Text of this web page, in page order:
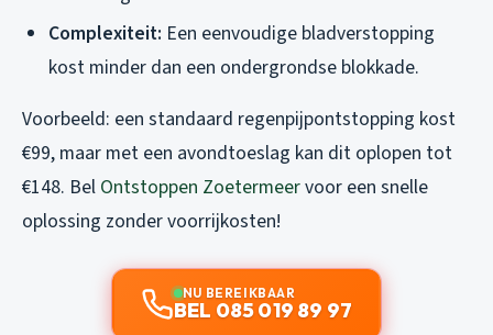
Complexiteit: Een eenvoudige bladverstopping
kost minder dan een ondergrondse blokkade.
Voorbeeld: een standaard regenpijpontstopping kost
€99, maar met een avondtoeslag kan dit oplopen tot
€148. Bel Ontstoppen Zoetermeervoor een snelle
oplossing zonder voorrijkosten!
NU BEREIKBAAR
BEL 085 019 89 97